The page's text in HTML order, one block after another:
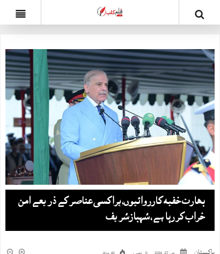
بھارت خفیہ کارروائیوں، پراکسی عناصر کے ذریعے امن
خراب کر رہا ہے، شہبازشریف